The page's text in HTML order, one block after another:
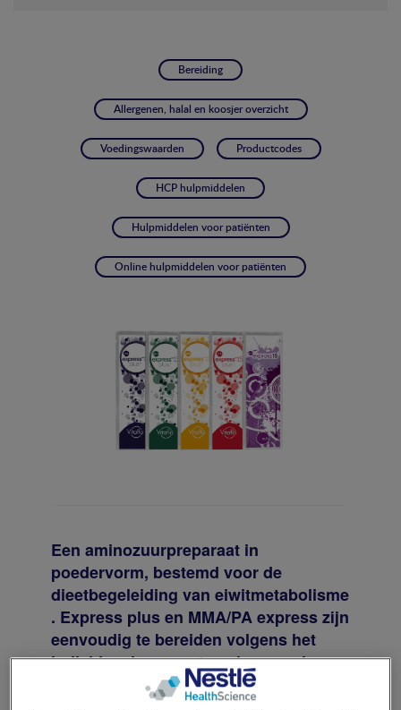
Bereiding
Allergenen, halal en koosjer overzicht
Voedingswaarden Productcodes
HCP hulpmiddelen
Hulpmiddelen voor patiënten
Online hulpmiddelen voor patiënten
Een aminozuurpreparaat in
poedervorm, bestemd voor de
dieetbegeleiding van eiwitmetabolisme
. Express plus en MMA/PA express zijn
eenvoudig te bereiden volgens het
individueel gewenste volume en is
geschikt vanaf de leeftijd van 3 jaar.